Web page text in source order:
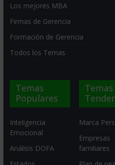
Los mejores MBA
Firmas de Gerencia
Formación de Gerencia
Todos los Temas
Temas
Populares
Inteligencia
Emocional
Análisis DOFA
Temas
Marca
Empresas
familiares